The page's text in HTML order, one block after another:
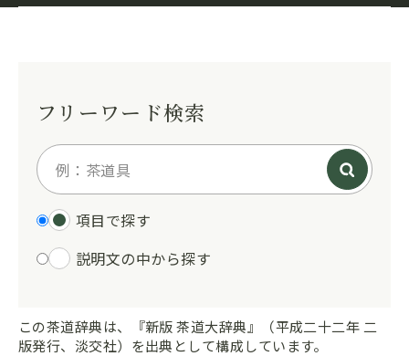
フリーワード検索
項目で探す
説明文の中から探す
この茶道辞典は、『新版 茶道大辞典』（平成二十二年 二
版発行、淡交社）を出典として構成しています。